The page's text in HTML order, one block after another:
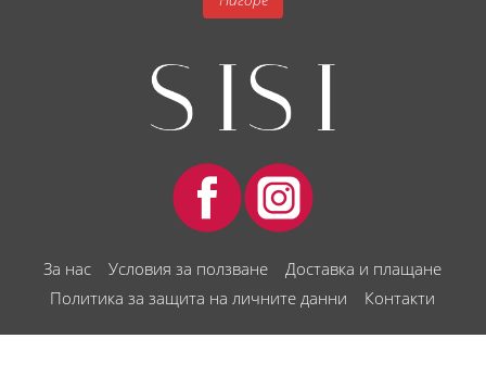
За нас Условия за ползване
Доставка и плащане
Политика за защита на личните данни
Контакти